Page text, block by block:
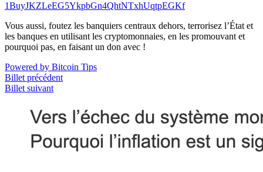
1BuyJKZLeEG5YkpbGn4QhtNTxhUqtpEGKf
Vous aussi, foutez les banquiers centraux dehors, terrorisez l’État et
les banques en utilisant les cryptomonnaies, en les promouvant et
pourquoi pas, en faisant un don avec !
Powered by Bitcoin Tips
Billet précédent
Billet suivant